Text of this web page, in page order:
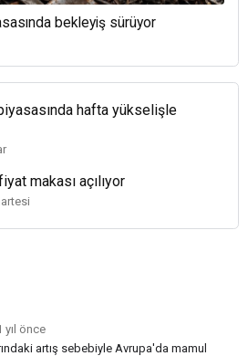
bekleyiş sürüyor
hafta yükselişle
makası açılıyor
yıl önce
artış sebebiyle Avrupa'da mamul